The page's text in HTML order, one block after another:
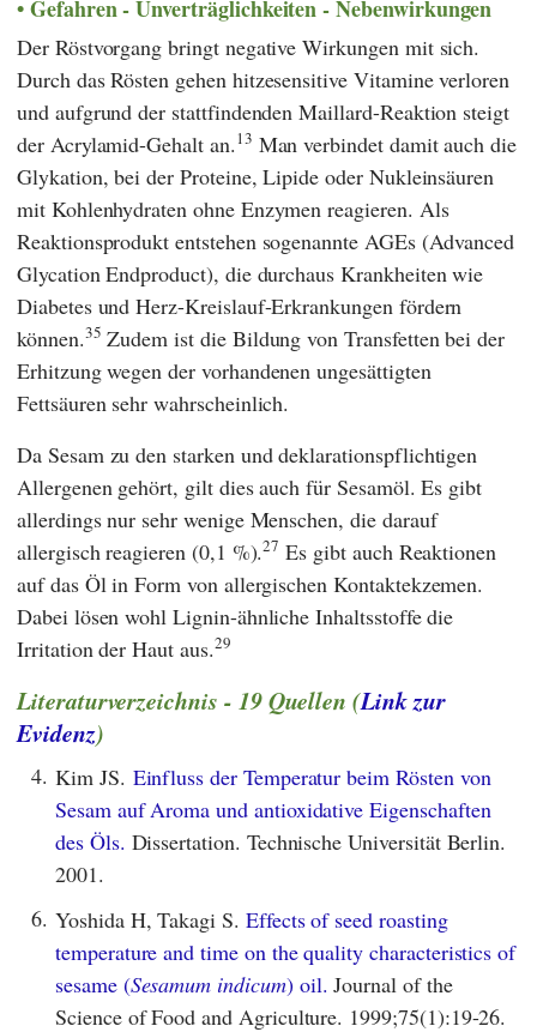
Gefahren - Unverträglichkeiten - Nebenwirkungen
Der Röstvorgang bringt negative Wirkungen mit sich.
Durch das Rösten gehen hitzesensitive Vitamine verloren
und aufgrund der stattfindenden Maillard-Reaktion steigt
der Acrylamid-Gehalt an.13 Man verbindet damit auch die
Glykation, bei der Proteine, Lipide oder Nukleinsäuren
mit Kohlenhydraten ohne Enzymen reagieren. Als
Reaktionsprodukt entstehen sogenannte AGEs (Advanced
Glycation Endproduct), die durchaus Krankheiten wie
Diabetes und Herz-Kreislauf-Erkrankungen fördern
können.35 Zudem ist die Bildung von Transfetten bei der
Erhitzung wegen der vorhandenen ungesättigten
Fettsäuren sehr wahrscheinlich.
Da Sesam zu den starken und deklarationspflichtigen
Allergenen gehört, gilt dies auch für Sesamöl. Es gibt
allerdings nur sehr wenige Menschen, die darauf
allergisch reagieren (0,1 %).27 Es gibt auch Reaktionen
auf das Öl in Form von allergischen Kontaktekzemen.
Dabei lösen wohl Lignin-ähnliche Inhaltsstoffe die
Irritation der Haut aus.29
Literaturverzeichnis - 19 Quellen (Link zur
Evidenz)
4. Kim JS. Einfluss der Temperatur beim Rösten von
Sesam auf Aroma und antioxidative Eigenschaften
des Öls. Dissertation. Technische Universität Berlin.
2001.
6. Yoshida H, Takagi S. Effects of seed roasting
temperature and time on the quality characteristics of
sesame (Sesamum indicum) oil. Journal of the
Science of Food and Agriculture. 1999;75(1):19-26.